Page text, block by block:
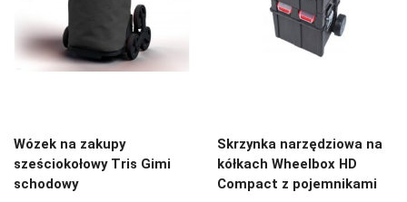
Wózek na zakupy
sześciokołowy Tris Gimi
schodowy
Skrzynka narzędziowa na
kółkach Wheelbox HD
Compact z pojemnikami